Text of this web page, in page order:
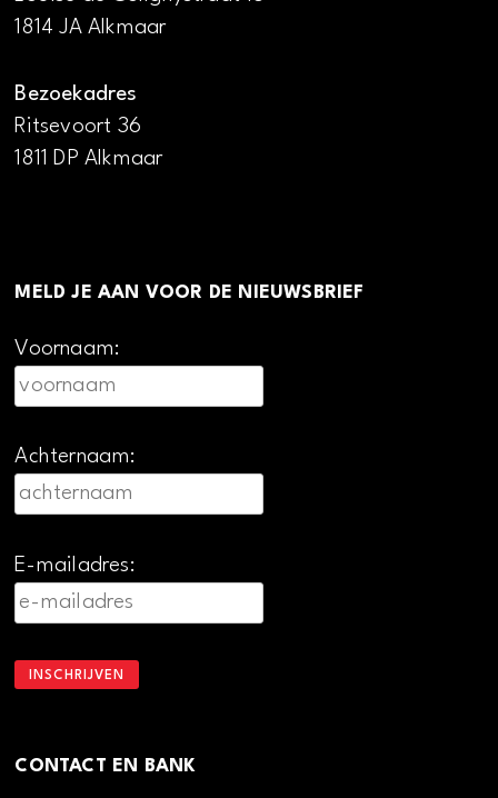
1814 JA Alkmaar
Bezoekadres
Ritsevoort 36
1811 DP Alkmaar
MELD JE AAN VOOR DE NIEUWSBRIEF
Voornaam:
Achternaam:
E-mailadres:
CONTACT EN BANK